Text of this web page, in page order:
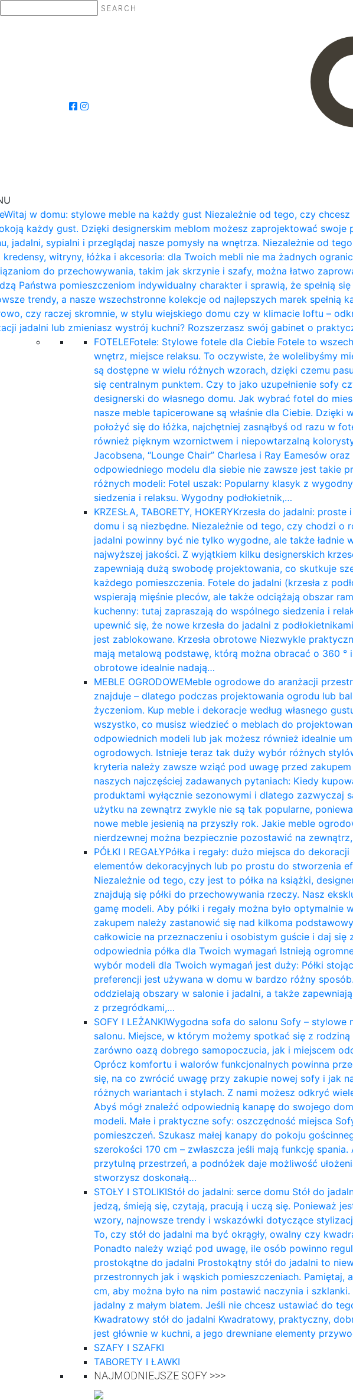
SEARCH
Witaj w domu: stylowe meble na każdy gust Niezależnie od tego, czy
każdy gust. Dzięki designerskim meblom możesz zaprojektować
jadalni, sypialni i przeglądaj nasze pomysły na wnętrza. Niezależnie od
witryny, łóżka i akcesoria: dla Twoich mebli nie ma żadnych
do przechowywania, takim jak skrzynie i szafy, można łatwo
Państwa pomieszczeniom indywidualny charakter i sprawią, że spełnią
trendy, a nasze wszechstronne kolekcje od najlepszych marek
czy raczej skromnie, w stylu wiejskiego domu czy w klimacie loftu –
jadalni lub zmieniasz wystrój kuchni? Rozszerzasz swój gabinet o
FOTELEFotele: Stylowe fotele dla Ciebie Fotele to
wnętrz, miejsce relaksu. To oczywiste, że wolelibyśmy
są dostępne w wielu różnych wzorach, dzięki czemu
się centralnym punktem. Czy to jako uzupełnienie
designerski do własnego domu. Jak wybrać fotel do
nasze meble tapicerowane są właśnie dla Ciebie.
położyć się do łóżka, najchętniej zasnąłbyś od razu w
również pięknym wzornictwem i niepowtarzalną
Jacobsena, “Lounge Chair” Charlesa i Ray Eamesów
odpowiedniego modelu dla siebie nie zawsze jest takie
różnych modeli: Fotel uszak: Popularny klasyk z
siedzenia i relaksu. Wygodny podłokietnik,…
KRZESŁA, TABORETY, HOKERYKrzesła do jadalni: proste
domu i są niezbędne. Niezależnie od tego, czy chodzi o
jadalni powinny być nie tylko wygodne, ale także ładnie
najwyższej jakości. Z wyjątkiem kilku designerskich
zapewniają dużą swobodę projektowania, co skutkuje
każdego pomieszczenia. Fotele do jadalni (krzesła z
wspierają mięśnie pleców, ale także odciążają obszar
kuchenny: tutaj zapraszają do wspólnego siedzenia i
upewnić się, że nowe krzesła do jadalni z
jest zablokowane. Krzesła obrotowe Niezwykle
mają metalową podstawę, którą można obracać o 360
obrotowe idealnie nadają…
MEBLE OGRODOWEMeble ogrodowe do aranżacji
znajduje – dlatego podczas projektowania ogrodu lub
życzeniom. Kup meble i dekoracje według własnego
wszystko, co musisz wiedzieć o meblach do
odpowiednich modeli lub jak możesz również idealnie
ogrodowych. Istnieje teraz tak duży wybór różnych
kryteria należy zawsze wziąć pod uwagę przed
naszych najczęściej zadawanych pytaniach: Kiedy
produktami wyłącznie sezonowymi i dlatego zazwyczaj
​​użytku na zewnątrz zwykle nie są tak popularne,
nowe meble jesienią na przyszły rok. Jakie meble
nierdzewnej można bezpiecznie pozostawić na
PÓŁKI I REGAŁYPółka i regały: dużo miejsca do
elementów dekoracyjnych lub po prostu do stworzenia
Niezależnie od tego, czy jest to półka na książki,
znajdują się półki do przechowywania rzeczy. Nasz
gamę modeli. Aby półki i regały można było
zakupem należy zastanowić się nad kilkoma
całkowicie na przeznaczeniu i osobistym guście i daj się
odpowiednia półka dla Twoich wymagań Istnieją
wybór modeli dla Twoich wymagań jest duży: Półki
preferencji jest używana w domu w bardzo różny
oddzielają obszary w salonie i jadalni, a także
z przegródkami,…
SOFY I LEŻANKIWygodna sofa do salonu Sofy –
salonu. Miejsce, w którym możemy spotkać się z
zarówno oazą dobrego samopoczucia, jak i miejscem
Oprócz komfortu i walorów funkcjonalnych powinna
się, na co zwrócić uwagę przy zakupie nowej sofy i jak
różnych wariantach i stylach. Z nami możesz odkryć
Abyś mógł znaleźć odpowiednią kanapę do swojego
modeli. Małe i praktyczne sofy: oszczędność miejsca
pomieszczeń. Szukasz małej kanapy do pokoju
szerokości 170 cm – zwłaszcza jeśli mają funkcję
przytulną przestrzeń, a podnóżek daje możliwość
stworzysz doskonałą…
STOŁY I STOLIKIStół do jadalni: serce domu Stół do
jedzą, śmieją się, czytają, pracują i uczą się. Ponieważ
wzory, najnowsze trendy i wskazówki dotyczące
To, czy stół do jadalni ma być okrągły, owalny czy
Ponadto należy wziąć pod uwagę, ile osób powinno
prostokątne do jadalni Prostokątny stół do jadalni to
przestronnych jak i wąskich pomieszczeniach.
cm, aby można było na nim postawić naczynia i
jadalny z małym blatem. Jeśli nie chcesz ustawiać do
Kwadratowy stół do ​​jadalni Kwadratowy, praktyczny,
jest głównie w kuchni, a jego drewniane elementy
SZAFY I SZAFKI
TABORETY I ŁAWKI
NAJMODNIEJSZE SOFY >>>